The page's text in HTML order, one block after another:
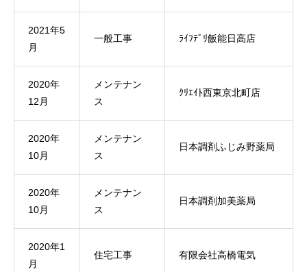
2021年5
月
一般工事 ﾗｲﾌﾃﾞﾘ飯能日高店
2020年
12月
メンテナン
ス
ｸﾘｴｲﾄ西東京北町店
2020年
10月
メンテナン
ス
日本調剤ふじみ野薬局
2020年
10月
メンテナン
ス
日本調剤加美薬局
2020年1
月
住宅工事 有限会社高橋電気